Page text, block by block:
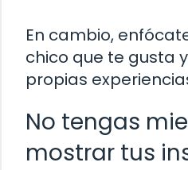
En cambio,
chico que te gusta
propias
No tengas
mostrar tus